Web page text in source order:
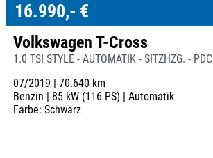
16.990,- €
Volkswagen T-Cross
1.0 TSI STYLE - AUTOMATIK - SITZHZG. - PDC
07/2019 | 70.640 km
Benzin | 85 kW (116 PS) | Automatik
Farbe: Schwarz